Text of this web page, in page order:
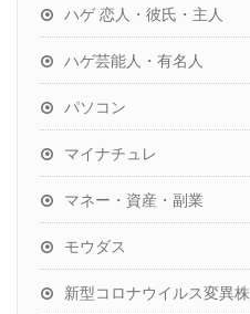
ハゲ 恋人・彼氏・主人
ハゲ芸能人・有名人
パソコン
マイナチュレ
マネー・資産・副業
モウダス
新型コロナウイルス変異株